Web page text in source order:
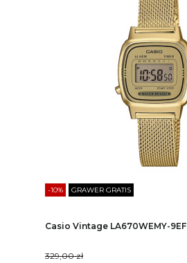
-10% GRAWER GRATIS
Casio Vintage LA670WEMY-9EF
329,00 zł